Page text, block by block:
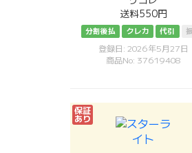
送料550円
分割後払 クレカ 代引
登録日: 2026年5月27日
商品No: 37619408
保証
あり